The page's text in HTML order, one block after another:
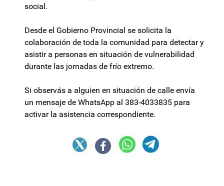
social.
Desde el Gobierno Provincial se solicita la
colaboración de toda la comunidad para detectar y
asistir a personas en situación de vulnerabilidad
durante las jornadas de frío extremo.
Si observás a alguien en situación de calle envía
un mensaje de WhatsApp al 383-4033835 para
activar la asistencia correspondiente.